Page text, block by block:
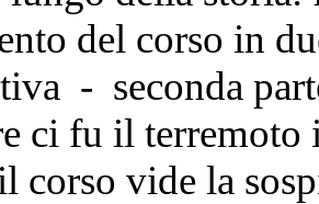
del corso in
- seconda
ci fu il terremoto
corso vide la